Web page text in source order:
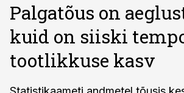
Palgatõus on
kuid on siiski
tootlikkuse kasv